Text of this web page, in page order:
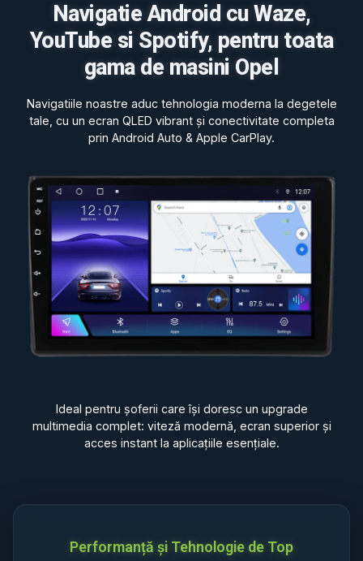
Navigatie Android cu Waze,
YouTube si Spotify, pentru toata
gama de masini Opel
Navigatiile noastre aduc tehnologia moderna la degetele
tale, cu un ecran QLED vibrant și conectivitate completa
prin Android Auto & Apple CarPlay.
Ideal pentru șoferii care își doresc un upgrade
multimedia complet: viteză modernă, ecran superior și
acces instant la aplicațiile esențiale.
Performanță și Tehnologie de Top